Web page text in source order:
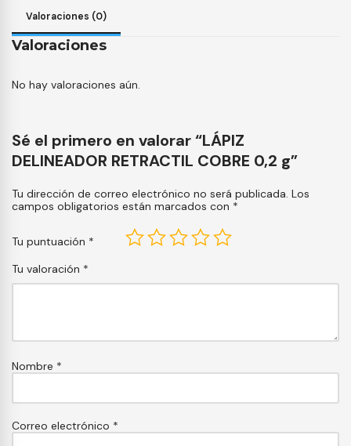
Valoraciones (0)
Valoraciones
No hay valoraciones aún.
Sé el primero en valorar “LÁPIZ
DELINEADOR RETRACTIL COBRE 0,2 g”
Tu dirección de correo electrónico no será publicada. Los
campos obligatorios están marcados con *
Tu puntuación *
Tu valoración *
Nombre *
Correo electrónico *